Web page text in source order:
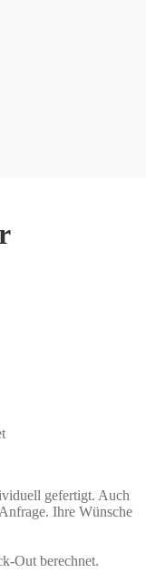
gefertigt. Auch
Ihre Wünsche
Out berechnet.